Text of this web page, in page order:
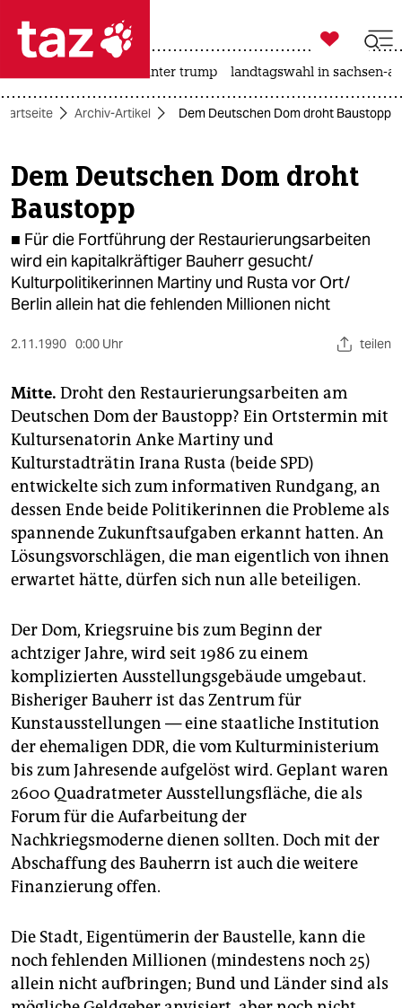
 taz zahl ich
taz zahl ich
themen
politik
öko
gesellschaft
berlin
nord
wahrheit
verlag
verlag
shop
fragen & hilfe
unterstützen
abo
genossenschaft
epaper login

taz zahl ich
usa unter trump landtagswahl in sachsen-
Archiv-Artikel Dem Deutschen Dom droht Baustopp
Dem Deutschen Dom droht
Baustopp
■ Für die Fortführung der Restaurierungsarbeiten
wird ein kapitalkräftiger Bauherr gesucht/
Kulturpolitikerinnen Martiny und Rusta vor Ort/
Berlin allein hat die fehlenden Millionen nicht
2.11.1990 0:00 Uhr teilen
Mitte. Droht den Restaurierungsarbeiten am
Deutschen Dom der Baustopp? Ein Ortstermin mit
Kultursenatorin Anke Martiny und
Kulturstadträtin Irana Rusta (beide SPD)
entwickelte sich zum informativen Rundgang, an
dessen Ende beide Politikerinnen die Probleme als
spannende Zukunftsaufgaben erkannt hatten. An
Lösungsvorschlägen, die man eigentlich von ihnen
erwartet hätte, dürfen sich nun alle beteiligen.
Der Dom, Kriegsruine bis zum Beginn der
achtziger Jahre, wird seit 1986 zu einem
komplizierten Ausstellungsgebäude umgebaut.
Bisheriger Bauherr ist das Zentrum für
Kunstausstellungen — eine staatliche Institution
der ehemaligen DDR, die vom Kulturministerium
bis zum Jahresende aufgelöst wird. Geplant waren
2600 Quadratmeter Ausstellungsfläche, die als
Forum für die Aufarbeitung der
Nachkriegsmoderne dienen sollten. Doch mit der
Abschaffung des Bauherrn ist auch die weitere
Finanzierung offen.
Die Stadt, Eigentümerin der Baustelle, kann die
noch fehlenden Millionen (mindestens noch 25)
allein nicht aufbringen; Bund und Länder sind als